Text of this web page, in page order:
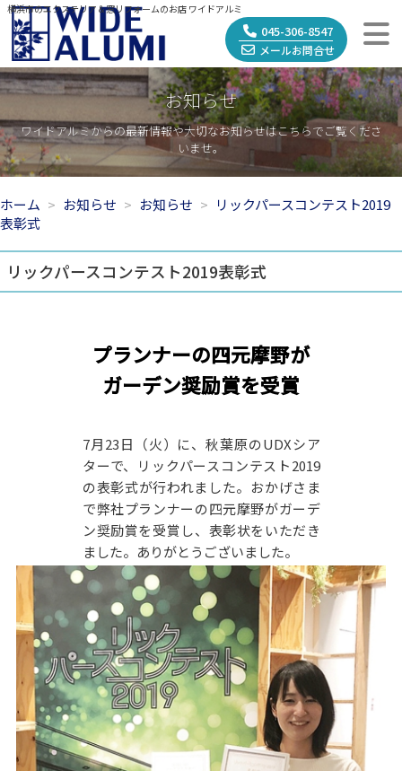
横浜市のエクステリア＆窓リフォームのお店 ワイドアルミ
045-306-8547
メールお問合せ
お知らせ
ワイドアルミからの最新情報や大切なお知らせはこちらでご覧くださ
いませ。
ホーム お知らせ お知らせ
リックパースコンテスト2019
表彰式
リックパースコンテスト2019表彰式
プランナーの四元摩野が
ガーデン奨励賞を受賞
7月23日（火）に、秋葉原のUDXシア
ターで、リックパースコンテスト2019
の表彰式が行われました。おかげさま
で弊社プランナーの四元摩野がガーデ
ン奨励賞を受賞し、表彰状をいただき
ました。ありがとうございました。